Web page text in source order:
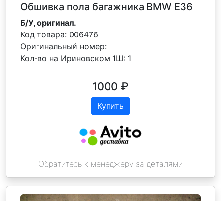
Обшивка пола багажника BMW E36
Б/У, оригинал.
Код товара: 006476
Оригинальный номер:
Кол-во на Ириновском 1Ш: 1
1000 ₽
Купить
Обратитесь к менеджеру за деталями